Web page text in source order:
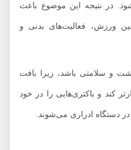
نتیجه این موضوع باعث
فعالیت‌های بدنی و
سلامتی باشد، زیرا بافت
و باکتری‌هایی را در خود
ادراری می‌شوند.